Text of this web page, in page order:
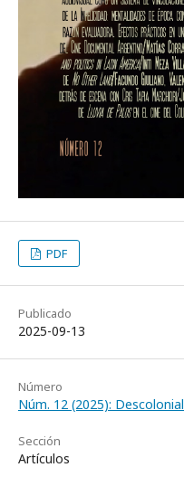
PDF
Publicado
2025-09-13
Número
Núm. 12 (2025): Descolonial
Sección
Artículos